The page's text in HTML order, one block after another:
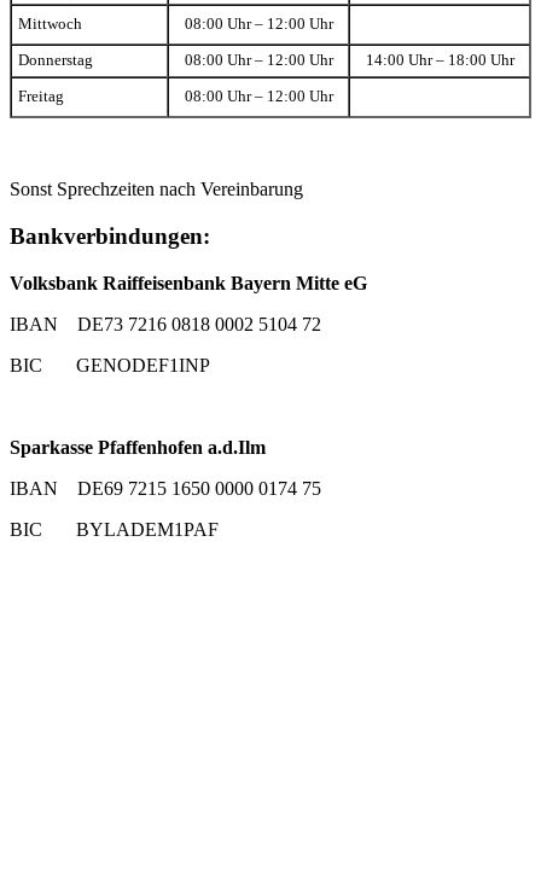
Mittwoch 08:00 Uhr – 12:00 Uhr
Donnerstag 08:00 Uhr – 12:00 Uhr 14:00 Uhr – 18:00 Uhr
Freitag 08:00 Uhr – 12:00 Uhr
Sonst Sprechzeiten nach Vereinbarung
Bankverbindungen:
Volksbank Raiffeisenbank Bayern Mitte eG
IBAN DE73 7216 0818 0002 5104 72
BIC GENODEF1INP
Sparkasse Pfaffenhofen a.d.Ilm
IBAN DE69 7215 1650 0000 0174 75
BIC BYLADEM1PAF